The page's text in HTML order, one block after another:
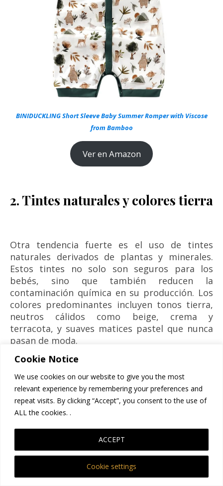
Cookie Notice
We use cookies on our website to give you the most
relevant experience by remembering your preferences and
repeat visits. By clicking “Accept”, you consent to the use of
ALL the cookies. .
Cookie settings
ACCEPT
BINIDUCKLING Short Sleeve Baby Summer Romper with Viscose
from Bamboo
Ver en Amazon
2. Tintes naturales y colores tierra
Otra tendencia fuerte es el uso de tintes
naturales derivados de plantas y minerales.
Estos tintes no solo son seguros para los
bebés, sino que también reducen la
contaminación química en su producción. Los
colores predominantes incluyen tonos tierra,
neutros cálidos como beige, crema y
terracota, y suaves matices pastel que nunca
pasan de moda.
Por qué elegir tintes naturales:
Minimiza el riesgo de alergias en la piel.
Ayuda a reducir el impacto ambiental de la
industria textil.
Aporta un estilo moderno y atemporal a las
prendas.